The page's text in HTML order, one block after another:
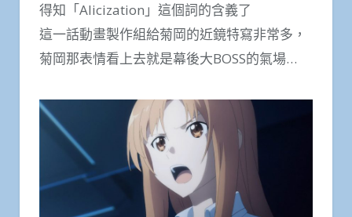
得知「Alicization」這個詞的含義了
這一話動畫製作組給菊岡的近鏡特寫非常多，
菊岡那表情看上去就是幕後大BOSS的氣場…